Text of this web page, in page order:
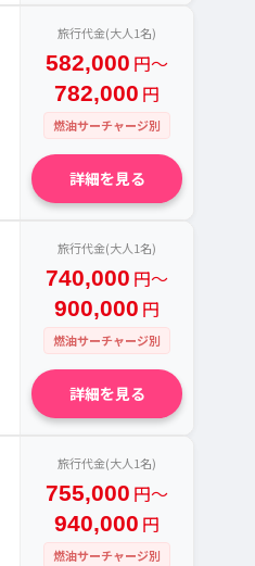
旅行代金(大人1名)
582,000 円〜
782,000 円
燃油サーチャージ別
詳細を見る
旅行代金(大人1名)
740,000 円〜
900,000 円
燃油サーチャージ別
詳細を見る
旅行代金(大人1名)
755,000 円〜
940,000 円
燃油サーチャージ別